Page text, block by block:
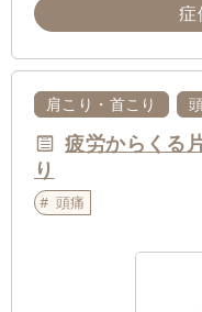
症
肩こり・首こり
疲労からくる
り
頭痛